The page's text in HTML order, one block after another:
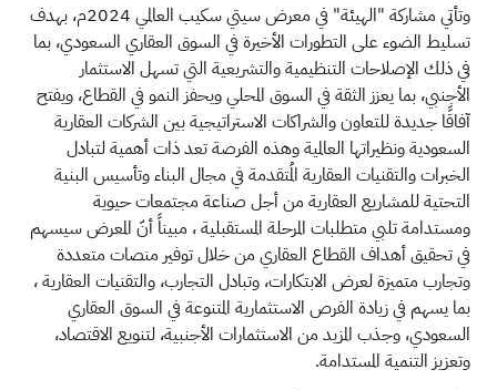
وتأتي مشاركة "الهيئة" في معرض سيتي سكيب العالمي 2024م، بهدف
تسليط الضوء على التطورات الأخيرة في السوق العقاري السعودي، بما
في ذلك الإصلاحات التنظيمية والتشريعية التي تسهل الاستثمار
الأجنبي، بما يعزز الثقة في السوق المحلي ويحفز النمو في القطاع، ويفتح
آفاقًا جديدة للتعاون والشراكات الاستراتيجية بين الشركات العقارية
السعودية ونظيراتها العالمية وهذه الفرصة تعد ذات أهمية لتبادل
الخبرات والتقنيات العقارية المُتقدمة في مجال البناء وتأسيس البنية
التحتية للمشاريع العقارية من أجل صناعة مجتمعات حيوية
ومستدامة تلبي متطلبات المرحلة المستقبلية ، مبيناً أنّ المعرض سيسهم
في تحقيق أهداف القطاع العقاري من خلال توفير منصات متعددة
وتجارب متميزة لعرض الابتكارات، وتبادل التجارب، والتقنيات العقارية ،
بما يسهم في زيادة الفرص الاستثمارية المتنوعة في السوق العقاري
السعودي، وجذب المزيد من الاستثمارات الأجنبية، لتنويع الاقتصاد،
وتعزيز التنمية المستدامة.